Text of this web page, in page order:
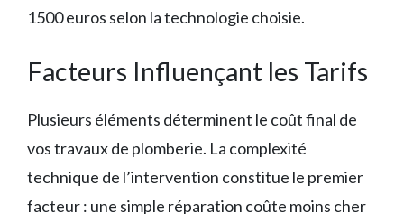
1500 euros selon la technologie choisie.
Facteurs Influençant les Tarifs
Plusieurs éléments déterminent le coût final de
vos travaux de plomberie. La complexité
technique de l’intervention constitue le premier
facteur : une simple réparation coûte moins cher